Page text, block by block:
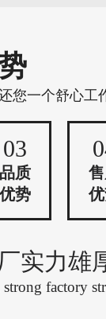
您一个舒心工
03
品质
优势
实力雄
factory